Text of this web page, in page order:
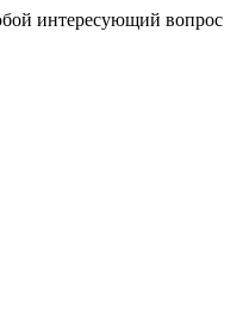
интересующий вопрос